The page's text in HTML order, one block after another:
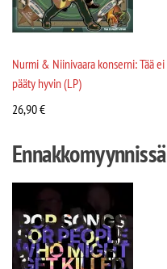
Nurmi & Niinivaara konserni: Tää ei
pääty hyvin (LP)
26,90€
Ennakkomyynnissä